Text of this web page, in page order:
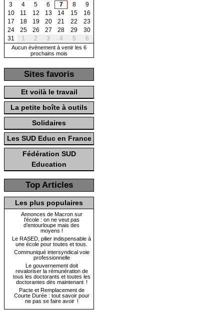
3
4 5 6 7 8
9
10
11 12 13 14 15
16
17
18 19 20 21 22
23
24
25 26 27 28 29
30
31
1 2 3 4 5 6
Aucun évènement à venir les 6
prochains mois
Sites favoris
Et voilà le travail
La petite boîte à outils
Solidaires
Les SUD Educ en France
Fédération SUD
Education
Top Articles
Les plus populaires
Annonces de Macron sur
l’école : on ne veut pas
d’entourloupe mais des
moyens !
Le RASED, pilier indispensable à
une école pour toutes et tous.
Communiqué intersyndical voie
professionnelle
Le gouvernement doit
revaloriser la rémunération de
tous les doctorants et toutes les
doctorantes dès maintenant !
Pacte et Remplacement de
Courte Durée : tout savoir pour
ne pas se faire avoir !